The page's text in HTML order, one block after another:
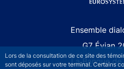
Lors de la consultation de ce site des
sont déposés sur votre terminal. Certains
Ensemble
G7 Évian
La Banque de